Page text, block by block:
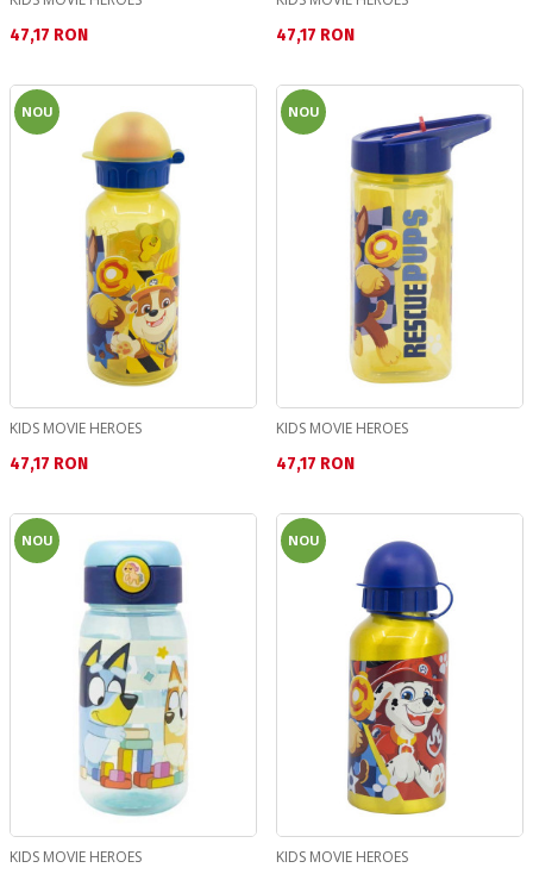
Текуща цена:
47,17 RON
Текуща цена:
47,17 RON
NOU
KIDS MOVIE HEROES
Текуща цена:
47,17 RON
NOU
KIDS MOVIE HEROES
Текуща цена:
47,17 RON
NOU
KIDS MOVIE HEROES
NOU
KIDS MOVIE HEROES